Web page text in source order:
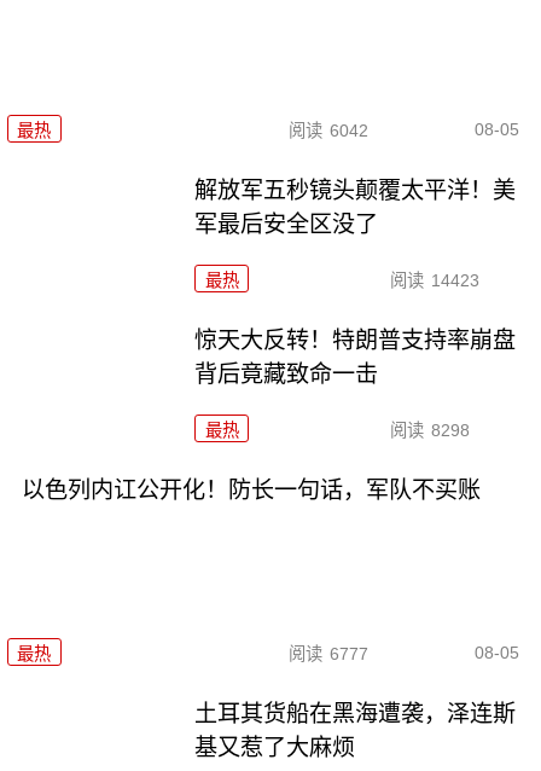
最热 阅读 6042 08-05
解放军五秒镜头颠覆太平洋！美
军最后安全区没了
最热 阅读 14423
惊天大反转！特朗普支持率崩盘
背后竟藏致命一击
最热 阅读 8298
以色列内讧公开化！防长一句话，军队不买账
最热 阅读 6777 08-05
土耳其货船在黑海遭袭，泽连斯
基又惹了大麻烦